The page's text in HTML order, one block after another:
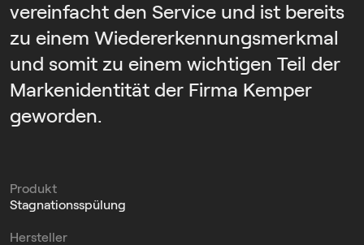
vereinfacht den Service und ist bereits
zu einem Wiedererkennungsmerkmal
und somit zu einem wichtigen Teil der
Markenidentität der Firma Kemper
geworden.
Produkt
Stagnationsspülung
Hersteller